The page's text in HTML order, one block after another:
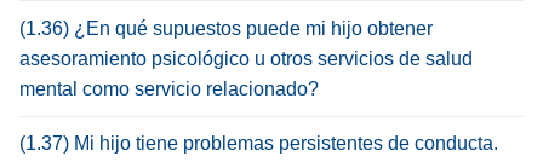
(1.36) ¿En qué supuestos puede mi hijo obtener
asesoramiento psicológico u otros servicios de salud
mental como servicio relacionado?
(1.37) Mi hijo tiene problemas persistentes de conducta.